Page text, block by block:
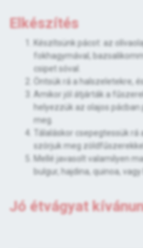
Elkészítés
Készítsünk pácot: az
fokhagymával,
csipet sóval.
Öntsük rá a halszeletekre,
Amikor jól átjárták a
helyezzük az olajos
meg.
Tálaláskor csepegtessük
szórjuk meg zöldfűszerekkel.
Mellé javasolt valamilyen
bulgur, hajdina, quinoa, vagy
Jó étvágyat